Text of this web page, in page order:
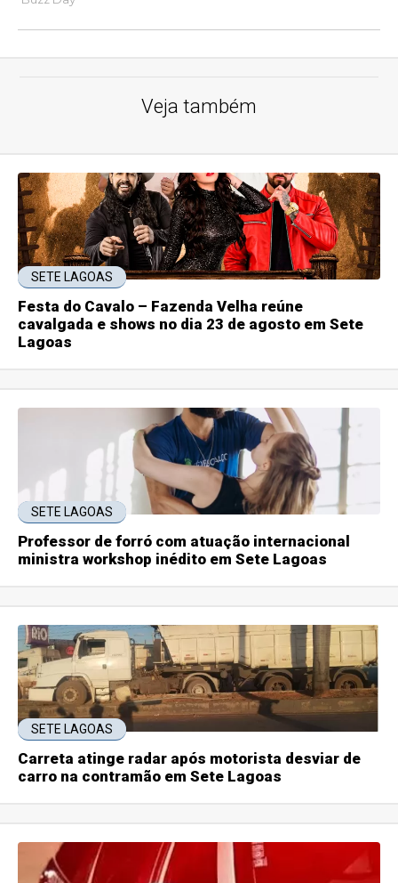
Veja também
SETE LAGOAS
Festa do Cavalo – Fazenda Velha reúne
cavalgada e shows no dia 23 de agosto em Sete
Lagoas
SETE LAGOAS
Professor de forró com atuação internacional
ministra workshop inédito em Sete Lagoas
SETE LAGOAS
Carreta atinge radar após motorista desviar de
carro na contramão em Sete Lagoas